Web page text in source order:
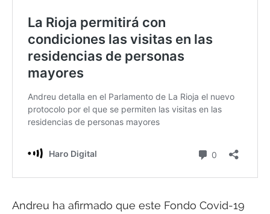
Andreu ha afirmado que este Fondo Covid-19